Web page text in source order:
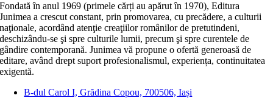
Fondată în anul 1969 (primele cărți au apărut în 1970), Editura
Junimea a crescut constant, prin promovarea, cu precădere, a culturii
naţionale, acordând atenţie creaţiilor românilor de pretutindeni,
deschizându-se şi spre culturile lumii, precum şi spre curentele de
gândire contemporană. Junimea vă propune o ofertă generoasă de
editare, având drept suport profesionalismul, experiența, continuitatea
exigentă.
B-dul Carol I, Grădina Copou, 700506, Iași